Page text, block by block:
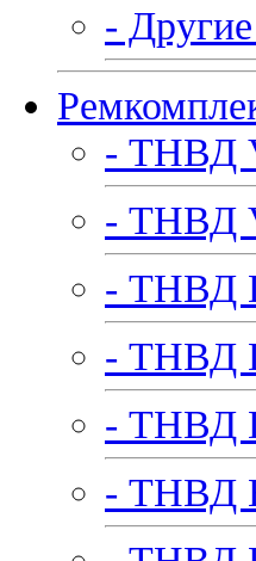
-
- ТНВД
- ТНВД
- ТНВД
- ТНВД
- ТНВД
- ТНВД